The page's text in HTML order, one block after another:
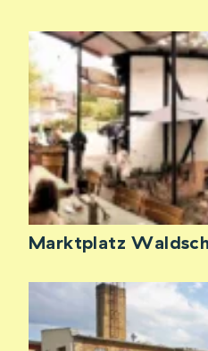
Marktplatz